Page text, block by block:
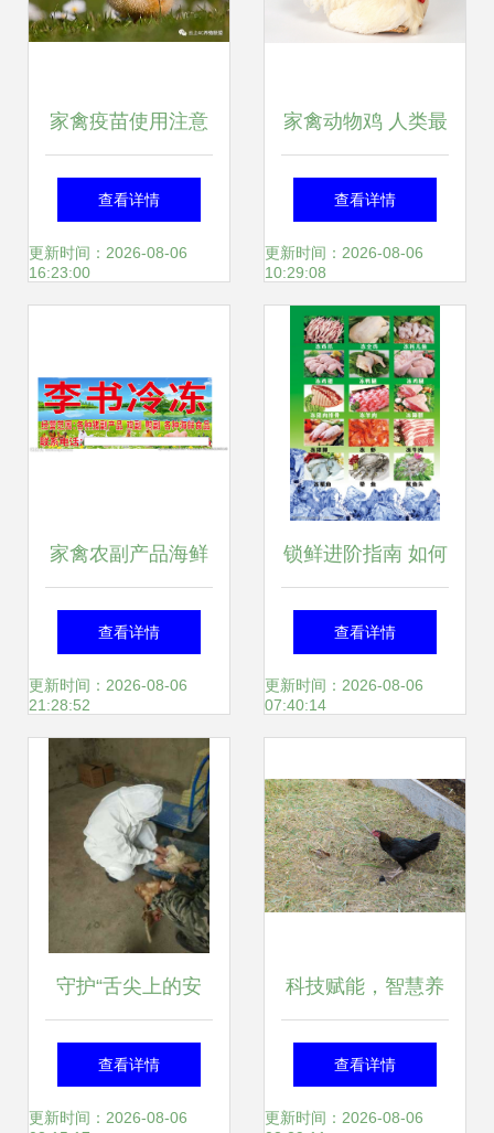
家禽疫苗使用注意
事项——保障高效
免疫的关键环节
查看详情
更新时间：2026-08-06
16:23:00
家禽动物鸡 人类最
亲密的羽毛伙伴
查看详情
更新时间：2026-08-06
10:29:08
家禽农副产品海鲜
食品门头海报设计
灵感
查看详情
更新时间：2026-08-06
21:28:52
锁鲜进阶指南 如何
凭“食”力挑选
胜“鸡”在握的解冻
查看详情
更新时间：2026-08-06
07:40:14
守护“舌尖上的安
全” 攸县谭桥动物
防疫站强化节假日
查看详情
更新时间：2026-08-06
科技赋能，智慧养
殖 家禽农场电子产
品新视界
查看详情
更新时间：2026-08-06